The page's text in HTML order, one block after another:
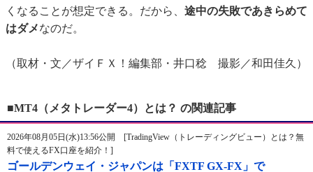
くなることが想定できる。だから、 途中の失敗であきらめて
はダメなのだ。
（取材・文／ザイＦＸ！編集部・井口稔 撮影／和田佳久）
■MT4（メタトレーダー4）とは？ の関連記事
2026年08月05日(水)13:56公開 [TradingView（トレーディングビュー）とは？無
料で使えるFX口座を紹介！]
ゴールデンウェイ・ジャパンは「FXTF GX-FX」で